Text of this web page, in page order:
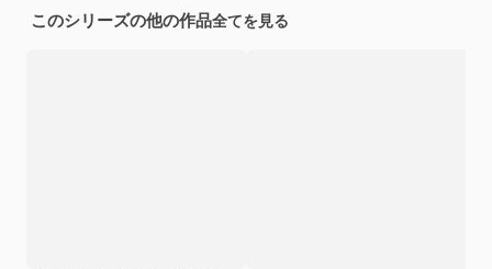
このシリーズの他の作品全てを見る